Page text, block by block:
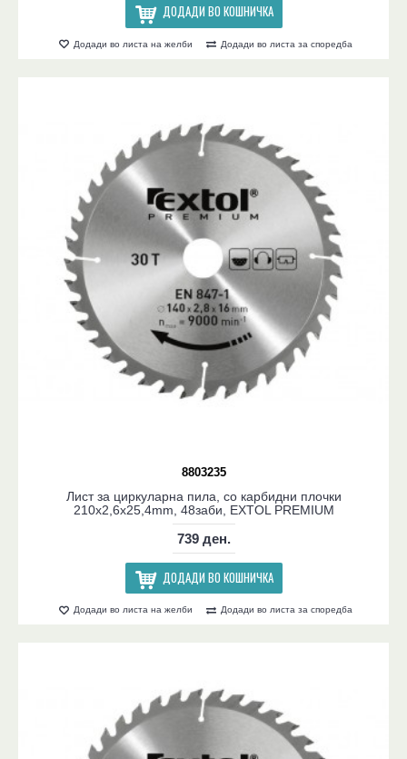
ДОДАДИ ВО КОШНИЧКА
Додади во листа на желби Додади во листа за споредба
8803235
Лист за циркуларна пила, со карбидни плочки
210x2,6x25,4mm, 48заби, EXTOL PREMIUM
739 ден.
ДОДАДИ ВО КОШНИЧКА
Додади во листа на желби Додади во листа за споредба